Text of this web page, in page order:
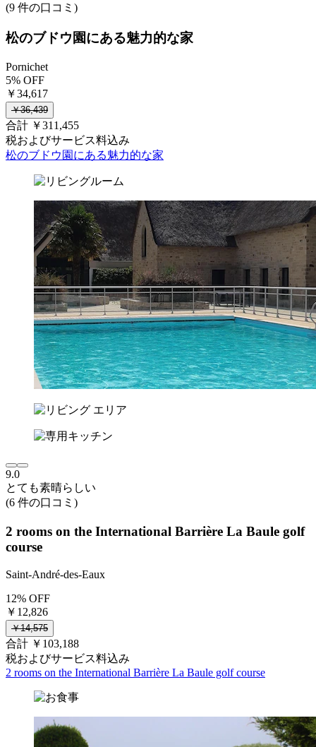
(9 件の口コミ)
松のブドウ園にある魅力的な家
Pornichet
5% OFF
￥34,617
￥36,439
合計 ￥311,455
税およびサービス料込み
松のブドウ園にある魅力的な家
9.0
とても素晴らしい
(6 件の口コミ)
2 rooms on the International Barrière La Baule golf
course
Saint-André-des-Eaux
12% OFF
￥12,826
￥14,575
合計 ￥103,188
税およびサービス料込み
2 rooms on the International Barrière La Baule golf course